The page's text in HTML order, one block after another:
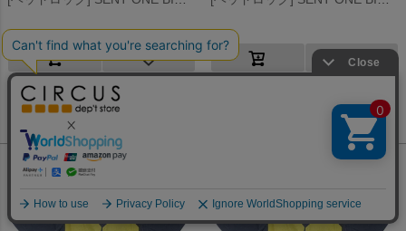
定価 4,180 のところ
当店特別価格 ¥ 2,090 1,265 税込
何かお探しですか？